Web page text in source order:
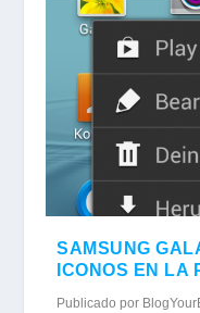
SAMSUNG
ICONOS EN LA
Publicado por